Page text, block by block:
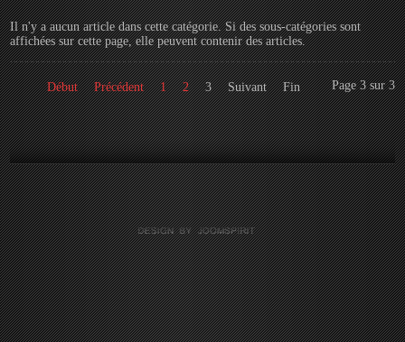
Il n'y a aucun article dans cette catégorie. Si des sous-catégories sont
affichées sur cette page, elle peuvent contenir des articles.
Page 3 sur 3
Début Précédent 1 2 3 Suivant Fin